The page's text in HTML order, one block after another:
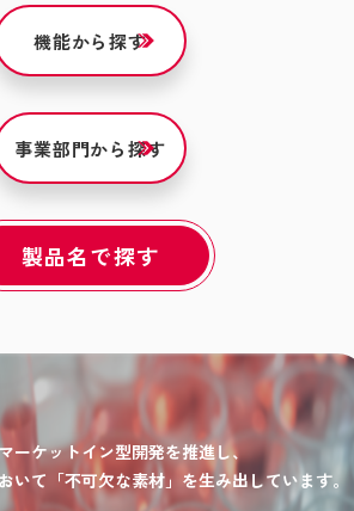
機能から探す
事業部門から探す
製品名で探す
ーケットイン型開発を推進し、
いて「不可欠な素材」を生み出しています。